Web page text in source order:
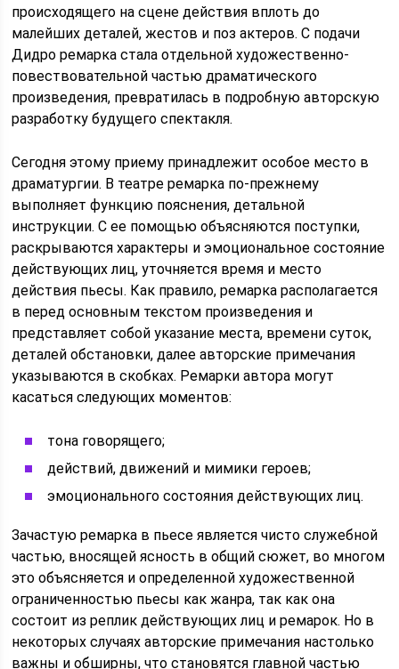
происходящего на сцене действия вплоть до
малейших деталей, жестов и поз актеров. С подачи
Дидро ремарка стала отдельной художественно-
повествовательной частью драматического
произведения, превратилась в подробную авторскую
разработку будущего спектакля.
Сегодня этому приему принадлежит особое место в
драматургии. В театре ремарка по-прежнему
выполняет функцию пояснения, детальной
инструкции. С ее помощью объясняются поступки,
раскрываются характеры и эмоциональное состояние
действующих лиц, уточняется время и место
действия пьесы. Как правило, ремарка располагается
в перед основным текстом произведения и
представляет собой указание места, времени суток,
деталей обстановки, далее авторские примечания
указываются в скобках. Ремарки автора могут
касаться следующих моментов:
тона говорящего;
действий, движений и мимики героев;
эмоционального состояния действующих лиц.
Зачастую ремарка в пьесе является чисто служебной
частью, вносящей ясность в общий сюжет, во многом
это объясняется и определенной художественной
ограниченностью пьесы как жанра, так как она
состоит из реплик действующих лиц и ремарок. Но в
некоторых случаях авторские примечания настолько
важны и обширны, что становятся главной частью